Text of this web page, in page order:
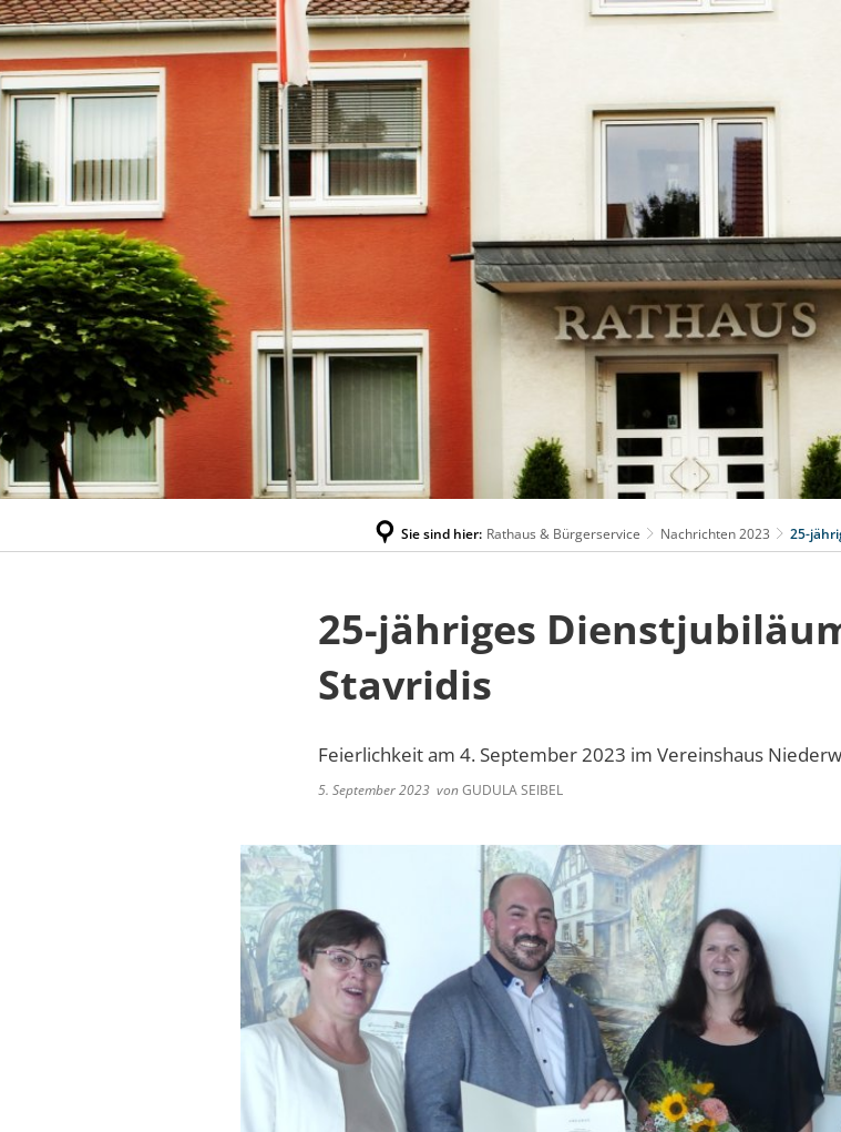
RATHAUS & BÜRGERSERVICE LEBEN IN WALLUF
Sie sind hier: Rathaus & Bürgerservice Nachrichten 2023 25-
25-jähriges
Stavridis
Feierlichkeit am 4. September 2023 im Vereinshaus
5. September 2023 vonGUDULA SEIBEL